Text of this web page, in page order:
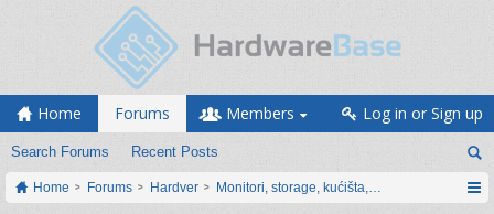
Home Forums
Search Forums Recent Posts
Members Log in or Sign up
Home Forums Hardver Monitori, storage, kućišta, periferija